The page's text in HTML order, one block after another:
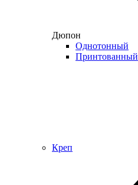
Дюпон
Однотонный
Принтованный
Креп